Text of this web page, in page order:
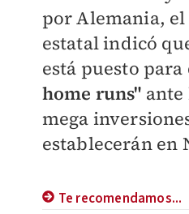
por Alemania,
estatal indicó
está puesto para
home runs"
mega
establecerán en
Te recomendamos...